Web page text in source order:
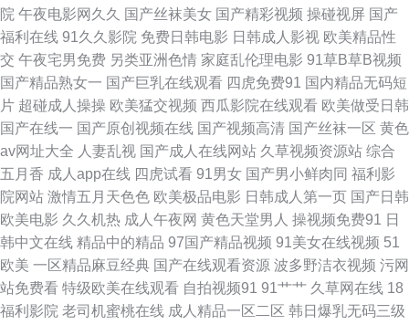
女 91传媒合集 亚洲另类小说网 丁香五月官网 日韩不卡中出 91强奸 加勒比
伊人影院 91人妻无码91 欧美成人图片网 91午夜探花国产在线 97人妻中文
字幕总站 人妻精品久久在线 1024自拍网 91伊人在线亚洲精品 偷拍探花在线
网站 玖玖热资源 手机av福利 欧美拍拍视频 91免费视频在线播放 三级成人色
网 91资源在线看 欧美日韩福利资源网 91色惰网 狼人色航 91区在线视频观
看 萌白酱国产在线 91蜜臀中文字幕 免费AV不卡 91免费网 久久天堂91 91麻
豆天美传媒在线 玖玖资源综合楼 91网站免费立即观看 成人午夜福利在线 深
院 午夜电影网久久 国产丝袜美女 国产精彩视频 操碰视屏 国产
福利在线 91久久影院 免费日韩电影 日韩成人影视 欧美精品性
交 午夜宅男免费 另类亚洲色情 家庭乱伦理电影 91草B草B视频
国产精品熟女一 国产巨乳在线观看 四虎免费91 国内精品无码短
片 超碰成人操操 欧美猛交视频 西瓜影院在线观看 欧美做受日韩
国产在线一 国产原创视频在线 国产视频高清 国产丝袜一区 黄色
av网址大全 人妻乱视 国产成人在线网站 久草视频资源站 综合
五月香 成人app在线 四虎试看 91男女 国产男小鲜肉同 福利影
院网站 激情五月天色色 欧美极品电影 日韩成人第一页 国产日韩
欧美电影 久久机热 成人午夜网 黄色天堂男人 操视频免费91 日
韩中文在线 精品中的精品 97国产精品视频 91美女在线视频 51
欧美 一区精品麻豆经典 国产在线观看资源 波多野洁衣视频 污网
站免费看 特级欧美在线观看 自拍视频91 91艹艹 久草网在线 18
福利影院 老司机蜜桃在线 成人精品一区二区 韩日爆乳无码三级